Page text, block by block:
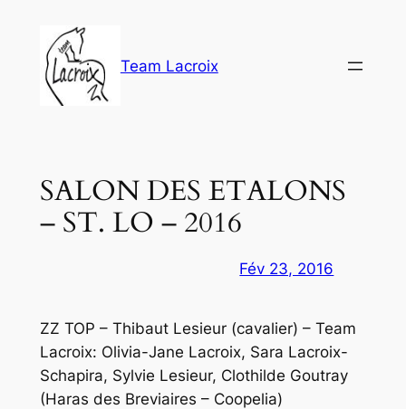
contenu
Team Lacroix
SALON DES ETALONS
– ST. LO – 2016
Fév 23, 2016
ZZ TOP – Thibaut Lesieur (cavalier) – Team
Lacroix: Olivia-Jane Lacroix, Sara Lacroix-
Schapira, Sylvie Lesieur, Clothilde Goutray
(Haras des Breviaires – Coopelia)